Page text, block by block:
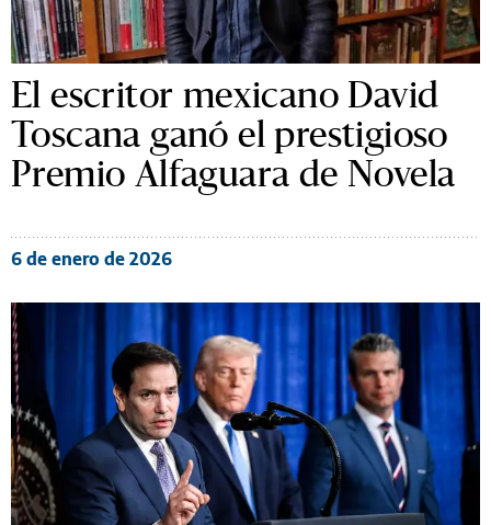
El escritor mexicano David
Toscana ganó el prestigioso
Premio Alfaguara de Novela
6 de enero de 2026